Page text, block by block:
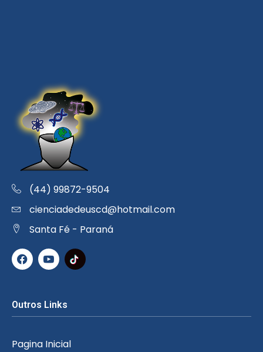
(44) 99872-9504
cienciadedeuscd@hotmail.com
Santa Fé - Paraná
Outros Links
Pagina Inicial